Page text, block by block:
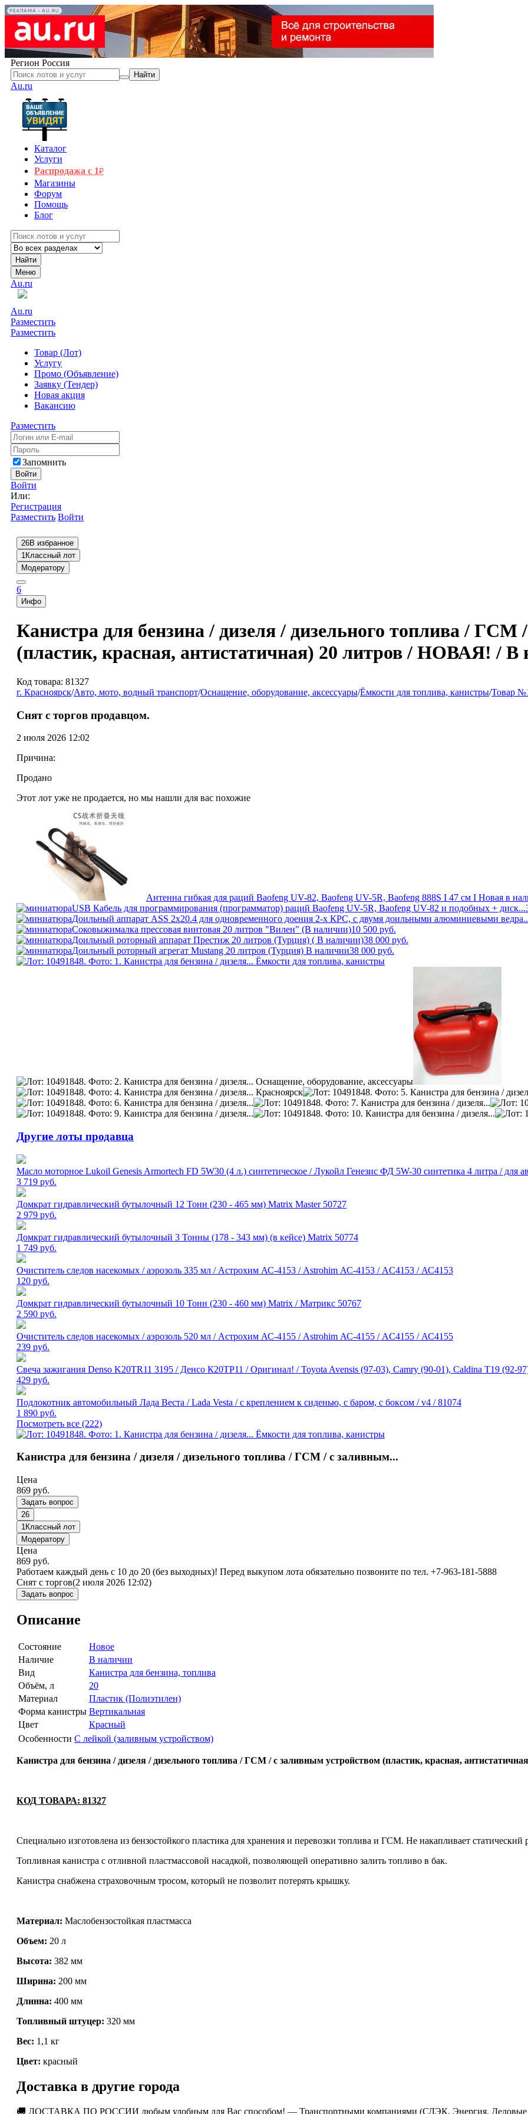
РЕКЛАМА • AU.RU
Регион Россия
Найти
Au.ru
Каталог
Услуги
Распродажа с 1₽
Магазины
Форум
Помощь
Блог
Найти
Меню
Au.ru
Au.ru
Разместить
Разместить
Товар (Лот)
Услугу
Промо (Объявление)
Заявку (Тендер)
Новая акция
Вакансию
Разместить
Запомнить
Войти
Войти
Или:
Регистрация
Разместить Войти
26В избранное
1Классный лот
Модератору
6
Инфо
Канистра для бензина / дизеля / дизельного топлива / ГСМ
(пластик, красная, антистатичная) 20 литров / НОВАЯ! / В
Код товара: 81327
г. Красноярск/Авто, мото, водный транспорт/Оснащение, оборудование, аксессуары/Ёмкости для топлива, канистры/Товар
Снят с торгов продавцом.
2 июля 2026 12:02
Причина:
Продано
Этот лот уже не продается, но мы нашли для вас похожие
Антенна гибкая для раций Baofeng UV-82, Baofeng UV-5R, Baofeng 888S I 47 см I Новая в
USB Кабель для программирования (программатор) раций Baofeng UV-5R, Baofeng UV-82 и подобных + диск...
Доильный аппарат ASS 2x20.4 для одновременного доения 2-х КРС, с двумя доильными алюминиевыми
Соковыжималка прессовая винтовая 20 литров "Вилен" (В наличии)10 500 руб.
Доильный роторный аппарат Престиж 20 литров (Турция) ( В наличии)38 000 руб.
Доильный роторный агрегат Mustang 20 литров (Турция) В наличии38 000 руб.
Другие лоты продавца
Масло моторное Lukoil Genesis Armortech FD 5W30 (4 л.) синтетическое / Лукойл Генезис ФД 5W-30 синтетика 4 литра / для
3 719 руб.
Домкрат гидравлический бутылочный 12 Тонн (230 - 465 мм) Matrix Master 50727
2 979 руб.
Домкрат гидравлический бутылочный 3 Тонны (178 - 343 мм) (в кейсе) Matrix 50774
1 749 руб.
Очиститель следов насекомых / аэрозоль 335 мл / Астрохим АС-4153 / Astrohim АС-4153 / AC4153 / АС4153
120 руб.
Домкрат гидравлический бутылочный 10 Тонн (230 - 460 мм) Matrix / Матрикс 50767
2 590 руб.
Очиститель следов насекомых / аэрозоль 520 мл / Астрохим АС-4155 / Astrohim АС-4155 / AC4155 / АС4155
239 руб.
Свеча зажигания Denso K20TR11 3195 / Денсо К20ТР11 / Оригинал! / Toyota Avensis (97-03), Camry (90-01), Caldina T19 (92-
429 руб.
Подлокотник автомобильный Лада Веста / Lada Vesta / с креплением к сиденью, с баром, с боксом / v4 / 81074
1 890 руб.
Посмотреть все (222)
Канистра для бензина / дизеля / дизельного топлива / ГСМ / с заливным...
Цена
869 руб.
Задать вопрос
26
1Классный лот
Модератору
Цена
869 руб.
Работаем каждый день с 10 до 20 (без выходных)! Перед выкупом лота обязательно позвоните по тел. +7-963-181-5888
Снят с торгов(2 июля 2026 12:02)
Задать вопрос
Описание
Состояние
Новое
Наличие
В наличии
Вид
Канистра для бензина, топлива
Объём, л
20
Материал
Пластик (Полиэтилен)
Форма канистры Вертикальная
Цвет
Красный
Особенности С лейкой (заливным устройством)
Канистра для бензина / дизеля / дизельного топлива / ГСМ / с заливным устройством (пластик, красная,
КОД ТОВАРА: 81327
Специально изготовлена из бензостойкого пластика для хранения и перевозки топлива и ГСМ. Не накапливает статический
Топливная канистра с отливной пластмассовой насадкой, позволяющей оперативно залить топливо в бак.
Канистра снабжена страховочным тросом, который не позволит потерять крышку.
Материал: Маслобензостойкая пластмасса
Объем: 20 л
Высота: 382 мм
Ширина: 200 мм
Длинна: 400 мм
Топливный штуцер: 320 мм
Вес: 1,1 кг
Цвет: красный
Доставка в другие города
🚚 ДОСТАВКА ПО РОССИИ любым удобным для Вас способом! — Транспортными компаниями (СДЭК, Энергия, Деловые